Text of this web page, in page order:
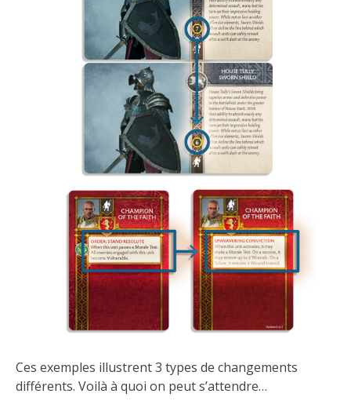
Ces exemples illustrent 3 types de changements
différents. Voilà à quoi on peut s’attendre…